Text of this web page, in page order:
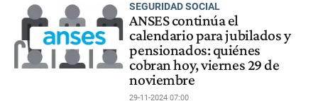
SEGURIDAD SOCIAL
ANSES continúa el
calendario para jubilados y
pensionados: quiénes
cobran hoy, viernes 29 de
noviembre
29-11-2024 07:00